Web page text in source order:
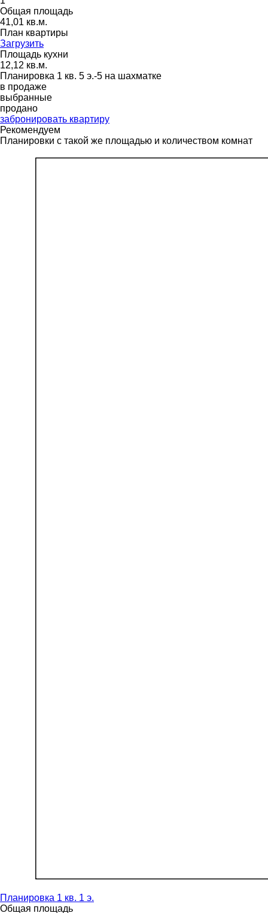
Общая площадь
41,01 кв.м.
План квартиры
Загрузить
Площадь кухни
12,12 кв.м.
Планировка 1 кв. 5 э.-5 на шахматке
в продаже
выбранные
продано
забронировать квартиру
Рекомендуем
Планировки с такой же площадью и количеством комнат
Планировка 1 кв. 1 э.
Общая площадь